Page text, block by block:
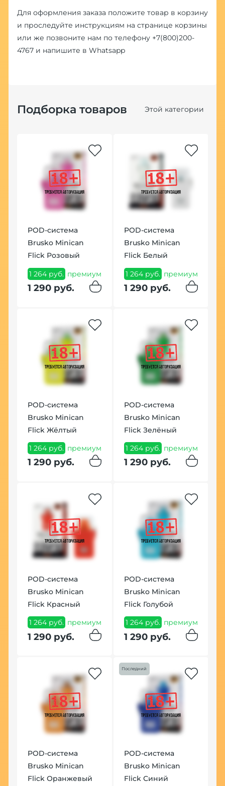
Для оформления заказа положите товар в корзину
и проследуйте инструкциям на странице корзины
или же позвоните нам по телефону +7(800)200-
4767и напишите в Whatsapp
Подборка товаров Этой категории
POD-система
Brusko Minican
Flick Розовый
1 264 руб. премиум
1 290 руб.
POD-система
Brusko Minican
Flick Белый
1 264 руб. премиум
1 290 руб.
POD-система
Brusko Minican
Flick Жёлтый
1 264 руб. премиум
1 290 руб.
POD-система
Brusko Minican
Flick Зелёный
1 264 руб. премиум
1 290 руб.
POD-система
Brusko Minican
Flick Красный
1 264 руб. премиум
1 290 руб.
POD-система
Brusko Minican
Flick Голубой
1 264 руб. премиум
1 290 руб.
POD-система
Brusko Minican
Flick Оранжевый
Последний
POD-система
Brusko Minican
Flick Синий